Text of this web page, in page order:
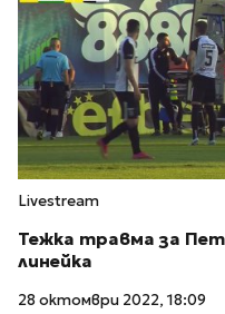
Livestream
Тежка травма за
линейка
28 октомври 2022, 18:09